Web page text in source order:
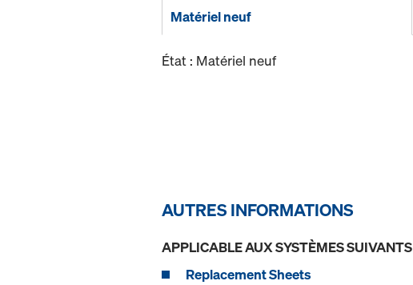
Matériel neuf
État : Matériel neuf
AUTRES INFORMATIONS
APPLICABLE AUX SYSTÈMES SUIVANTS
Replacement Sheets